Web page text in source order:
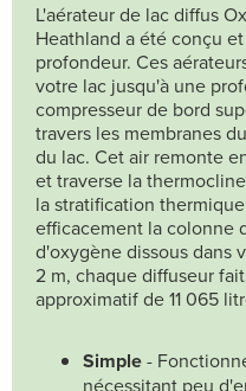
L'aérateur de lac diffus
Heathland a été conçu
profondeur. Ces
votre lac jusqu'à une
compresseur de bord
travers les membranes
du lac. Cet air remonte
et traverse la
la stratification
efficacement la colonne
d'oxygène dissous dans
2 m, chaque diffuseur
approximatif de 11 065
Simple-
nécessitant peu